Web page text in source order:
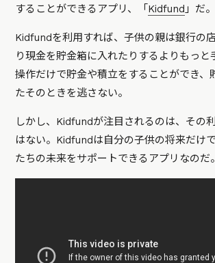
することができるアプリ、「 Kidfund 」だ。
Kidfundを利用すれば、子供の親は銀行の
り現金を貯金箱に入れたりするよりもっと
操作だけで貯金や積立をすることができ、
たそのときを逃さない。
しかし、Kidfundが注目されるのは、その
はない。Kidfundは自分の子供の将来だけ
たちの未来をサポートできるアプリなのだ。